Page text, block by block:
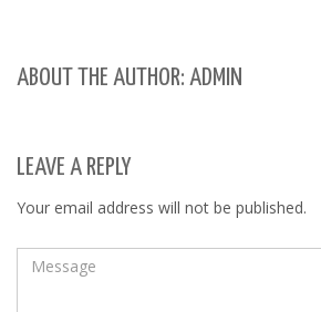
ABOUT THE AUTHOR: ADMIN
LEAVE A REPLY
Your email address will not be published.